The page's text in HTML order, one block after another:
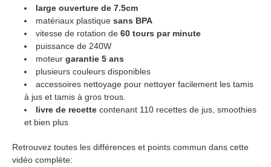
large ouverture de 7.5cm
matériaux plastiquesans BPA
vitesse de rotation de60 tours par minute
puissance de 240W
moteurgarantie 5 ans
plusieurs couleurs disponibles
accessoires nettoyage pour nettoyer facilement les tamis
à jus et tamis à gros trous.
livre de recette contenant 110 recettes de jus, smoothies
et bien plus
Retrouvez toutes les différences et points commun dans cette
vidéo complète: